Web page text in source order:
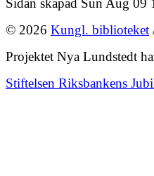
© 2026 Kungl. biblioteket
Projektet Nya Lundstedt
Stiftelsen Riksbankens